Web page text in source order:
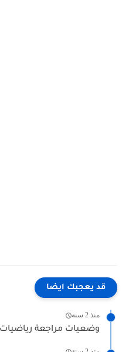
قد يعجبك ايضا
منذ 2 سنة
وضعيات مراجعة رياضيات